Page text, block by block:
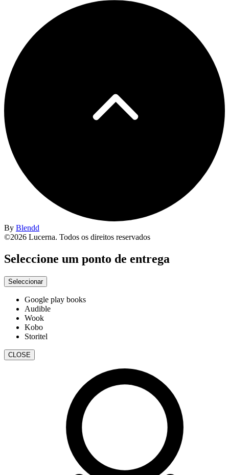
By Blendd
©2026 Lucerna. Todos os direitos reservados
Seleccione um ponto de entrega
Seleccionar
Google play books
Audible
Wook
Kobo
Storitel
CLOSE